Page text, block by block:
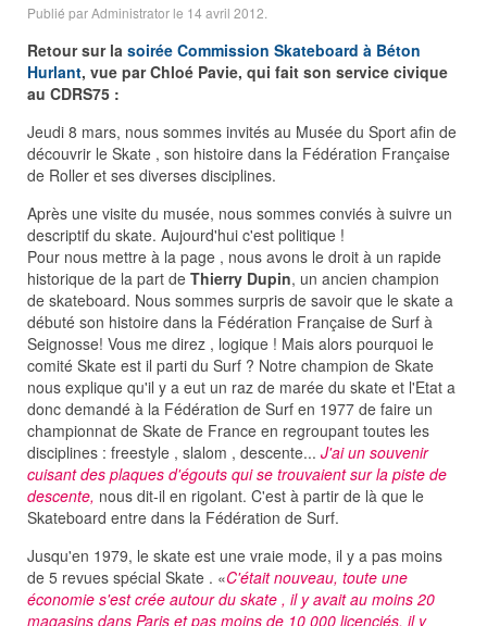
Publié par Administrator le 14 avril 2012
Retour sur la soirée Commission Skateboard à Béton
Hurlant, vue par Chloé Pavie, qui fait son service civique
au CDRS75 :
Jeudi 8 mars, nous sommes invités au Musée du Sport afin de
découvrir le Skate , son histoire dans la Fédération Française
de Roller et ses diverses disciplines.
Après une visite du musée, nous sommes conviés à suivre un
descriptif du skate. Aujourd'hui c'est politique !
Pour nous mettre à la page , nous avons le droit à un rapide
historique de la part de Thierry Dupin, un ancien champion
de skateboard. Nous sommes surpris de savoir que le skate a
débuté son histoire dans la Fédération Française de Surf à
Seignosse! Vous me direz , logique ! Mais alors pourquoi le
comité Skate est il parti du Surf ? Notre champion de Skate
nous explique qu'il y a eut un raz de marée du skate et l'Etat a
donc demandé à la Fédération de Surf en 1977 de faire un
championnat de Skate de France en regroupant toutes les
disciplines : freestyle , slalom , descente... J'ai un souvenir
cuisant des plaques d'égouts qui se trouvaient sur la piste de
descente, nous dit-il en rigolant. C'est à partir de là que le
Skateboard entre dans la Fédération de Surf.
Jusqu'en 1979, le skate est une vraie mode, il y a pas moins
de 5 revues spécial Skate . «C'était nouveau, toute une
économie s'est crée autour du skate , il y avait au moins 20
magasins dans Paris et pas moins de 10 000 licenciés, il y